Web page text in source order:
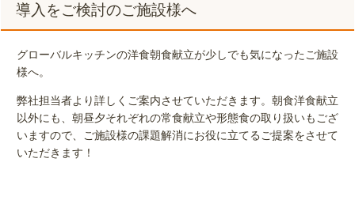
導入をご検討のご施設様へ
グローバルキッチンの洋食朝食献立が少しでも気になったご施設
様へ。
弊社担当者より詳しくご案内させていただきます。朝食洋食献立
以外にも、朝昼夕それぞれの常食献立や形態食の取り扱いもござ
いますので、ご施設様の課題解消にお役に立てるご提案をさせて
いただきます！